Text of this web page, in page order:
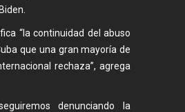
“la continuidad del abuso
que una gran mayoría de
rechaza”, agrega
denunciando la